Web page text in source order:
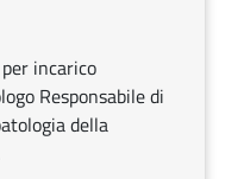
incarico
Responsabile di
della